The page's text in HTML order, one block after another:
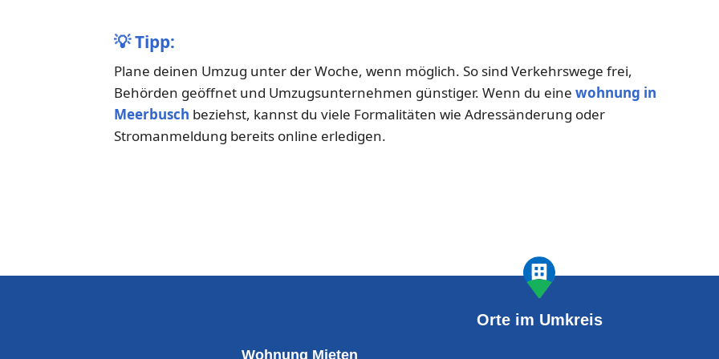
💡Tipp:
Plane deinen Umzug unter der Woche, wenn möglich. So sind Verkehrswege frei,
Behörden geöffnet und Umzugsunternehmen günstiger. Wenn du eine wohnung in
Meerbusch beziehst, kannst du viele Formalitäten wie Adressänderung oder
Stromanmeldung bereits online erledigen.
Orte im Umkreis
Wohnung Mieten